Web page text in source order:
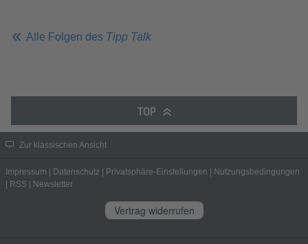
Alle Folgen des Tipp Talk
TOP
Zur klassischen Ansicht
Impressum | Datenschutz | Privatsphäre-Einstellungen | Nutzungsbedingungen
| RSS | Newsletter
Vertrag widerrufen